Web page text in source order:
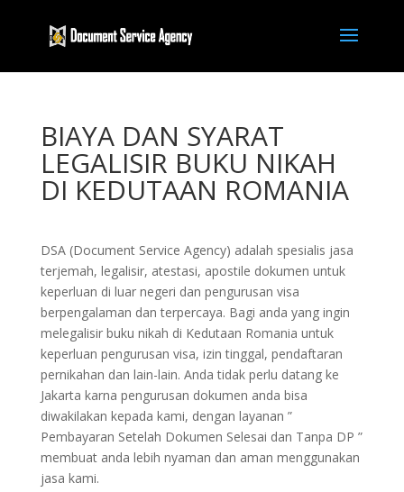
BIAYA DAN SYARAT
LEGALISIR BUKU NIKAH
DI KEDUTAAN ROMANIA
DSA (Document Service Agency) adalah spesialis jasa
terjemah, legalisir, atestasi, apostile dokumen untuk
keperluan di luar negeri dan pengurusan visa
berpengalaman dan terpercaya. Bagi anda yang ingin
melegalisir buku nikah di Kedutaan Romania untuk
keperluan pengurusan visa, izin tinggal, pendaftaran
pernikahan dan lain-lain. Anda tidak perlu datang ke
Jakarta karna pengurusan dokumen anda bisa
diwakilakan kepada kami, dengan layanan ”
Pembayaran Setelah Dokumen Selesai dan Tanpa DP ”
membuat anda lebih nyaman dan aman menggunakan
jasa kami.